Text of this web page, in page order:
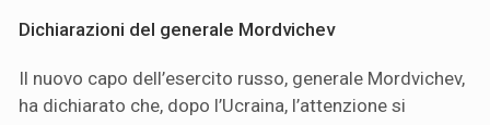
Dichiarazioni del generale Mordvichev
Il nuovo capo dell’esercito russo, generale Mordvichev,
ha dichiarato che, dopo l’Ucraina, l’attenzione si